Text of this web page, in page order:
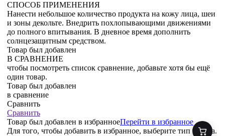
СПОСОБ ПРИМЕНЕНИЯ
Нанести небольшое количество продукта на кожу лица, шеи
и зоны декольте. Внедрить похлопывающими движениями
до полного впитывания. В дневное время дополнить
солнцезащитным средством.
Товар был добавлен
В СРАВНЕНИЕ
чтобы посмотреть список сравнение, добавьте хотя бы ещё
один товар.
Товар был добавлен
в сравнение
Сравнить
Сравнить
Товар был добавлен в избранноеПерейти в избранное
Для того, чтобы добавить в избранное, выберите тип товара.